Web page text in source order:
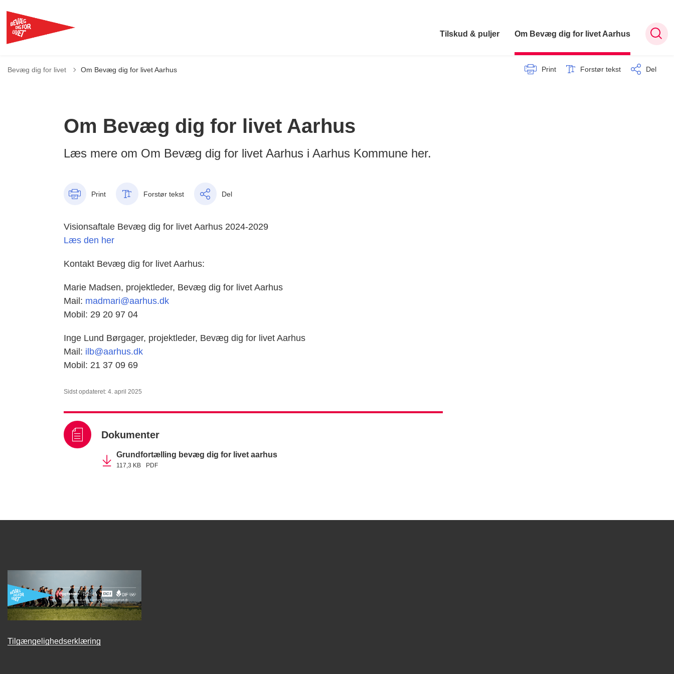
Tilskud & puljer Om Bevæg dig for livet Aarhus
Bevæg dig for livet Om Bevæg dig for livet Aarhus Print Forstør tekst Del
Om Bevæg dig for livet Aarhus
Læs mere om Om Bevæg dig for livet Aarhus i Aarhus Kommune her.
Print Forstør tekst Del
Visionsaftale Bevæg dig for livet Aarhus 2024-2029
Læs den her
Kontakt Bevæg dig for livet Aarhus:
Marie Madsen, projektleder, Bevæg dig for livet Aarhus
Mail: madmari@aarhus.dk
Mobil: 29 20 97 04
Inge Lund Børgager, projektleder, Bevæg dig for livet Aarhus
Mail: ilb@aarhus.dk
Mobil: 21 37 09 69
Sidst opdateret: 4. april 2025
Dokumenter
Grundfortælling bevæg dig for livet aarhus
117,3 KB PDF
Tilgængelighedserklæring